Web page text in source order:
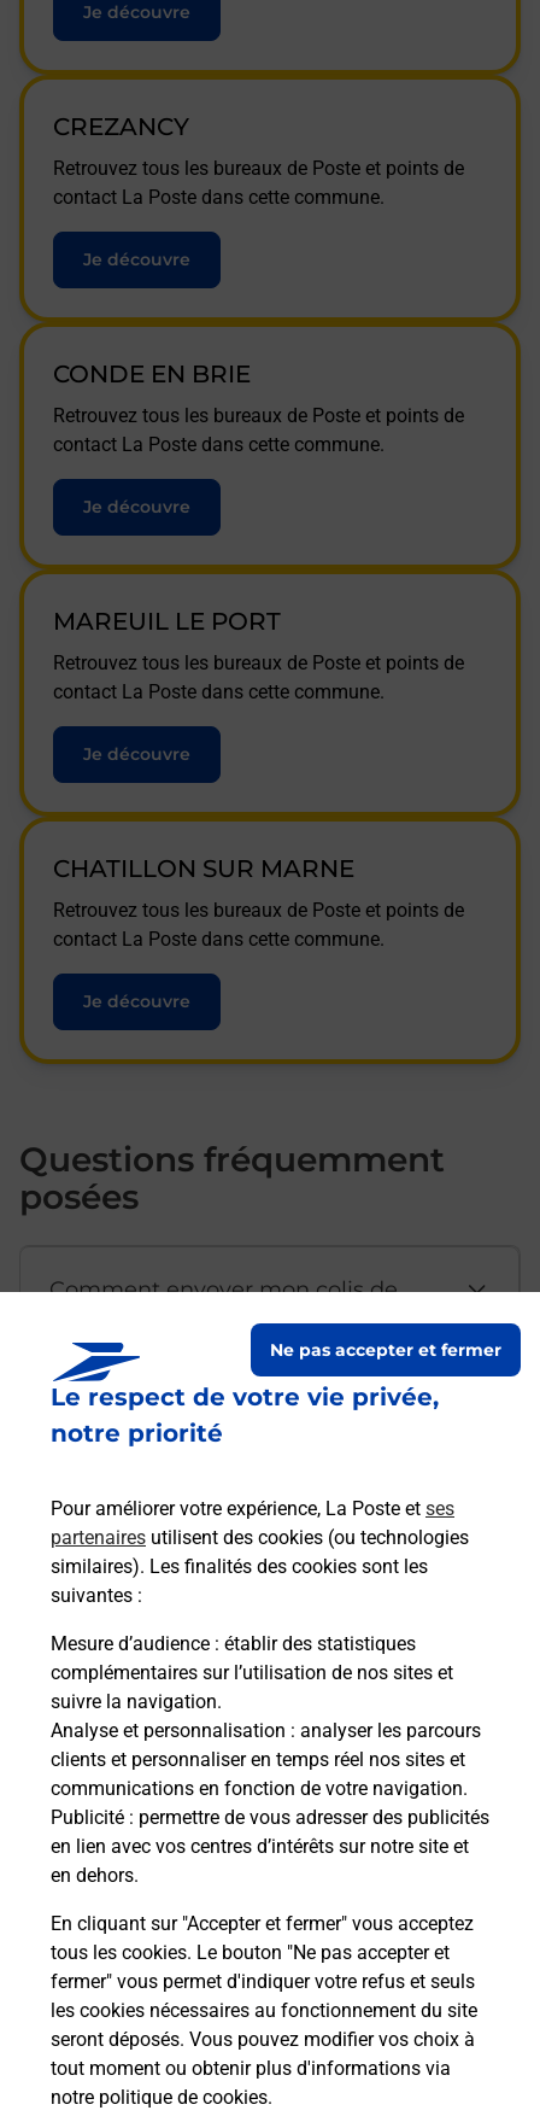
Le respect de votre vie privée,
notre priorité
Pour améliorer votre expérience, La Poste et ses
partenaires utilisent des cookies (ou technologies
similaires). Les finalités des cookies sont les
suivantes :
Mesure d’audience : établir des statistiques
complémentaires sur l’utilisation de nos sites et
suivre la navigation.
Analyse et personnalisation : analyser les parcours
clients et personnaliser en temps réel nos sites et
communications en fonction de votre navigation.
Publicité : permettre de vous adresser des publicités
en lien avec vos centres d’intérêts sur notre site et
en dehors.
En cliquant sur "Accepter et fermer" vous acceptez
tous les cookies. Le bouton "Ne pas accepter et
fermer" vous permet d'indiquer votre refus et seuls
les cookies nécessaires au fonctionnement du site
seront déposés. Vous pouvez modifier vos choix à
tout moment ou obtenir plus d'informations via
notre politique de cookies.
Ne pas accepter et fermer
Je découvre
CREZANCY
Retrouvez tous les bureaux de Poste et points de
contact La Poste dans cette commune.
Je découvre
CONDE EN BRIE
Retrouvez tous les bureaux de Poste et points de
contact La Poste dans cette commune.
Je découvre
MAREUIL LE PORT
Retrouvez tous les bureaux de Poste et points de
contact La Poste dans cette commune.
Je découvre
CHATILLON SUR MARNE
Retrouvez tous les bureaux de Poste et points de
contact La Poste dans cette commune.
Je découvre
Questions fréquemment
posées
Comment envoyer mon colis de
Est-il possible d’acheter un
emballage directement depuis un
Comment demander une
modification de livraison ?
Comment La Poste participe-t-elle
à votre sécurité au quotidien ?
Puis-je passer mon code de la route
avec La Poste et sous quelles
conditions ?
Localiser Liste Aisne TRELOU SUR MARNE